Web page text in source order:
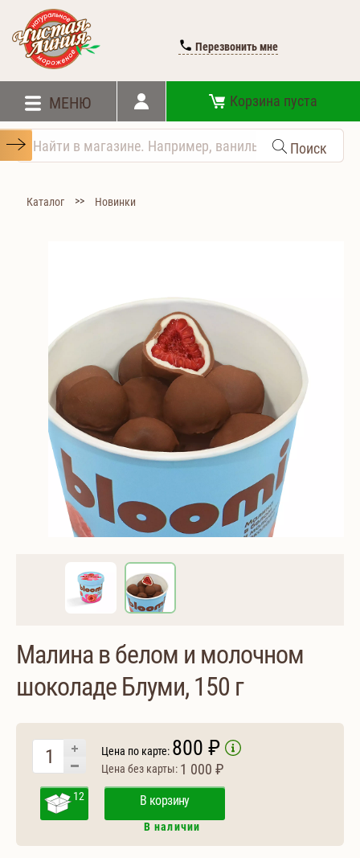
Перезвонить мне
МЕНЮ Корзина пуста
Поиск
Каталог >> Новинки
Малина в белом и молочном
шоколаде Блуми, 150 г
Цена по карте: 800 ₽
Цена без карты: 1 000 ₽
12 В корзину
В наличии